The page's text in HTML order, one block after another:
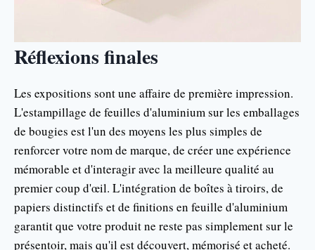
Réflexions finales
Les expositions sont une affaire de première impression.
L'estampillage de feuilles d'aluminium sur les emballages
de bougies est l'un des moyens les plus simples de
renforcer votre nom de marque, de créer une expérience
mémorable et d'interagir avec la meilleure qualité au
premier coup d'œil. L'intégration de boîtes à tiroirs, de
papiers distinctifs et de finitions en feuille d'aluminium
garantit que votre produit ne reste pas simplement sur le
présentoir, mais qu'il est découvert, mémorisé et acheté.